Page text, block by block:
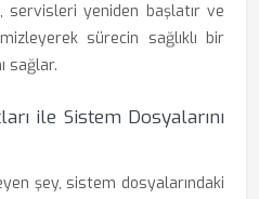
servisleri yeniden başlatır ve
sürecin sağlıklı bir
sağlar.
ile Sistem Dosyalarını
şey, sistem dosyalarındaki